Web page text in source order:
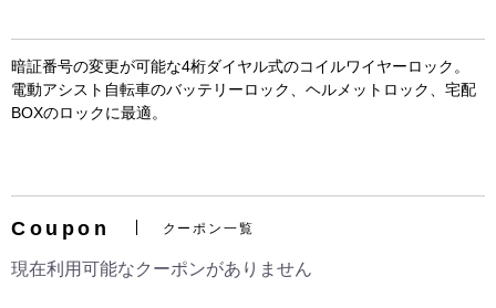
お買い物を続ける
暗証番号の変更が可能な4桁ダイヤル式のコイルワイヤーロック。
電動アシスト自転車のバッテリーロック、ヘルメットロック、宅配
BOXのロックに最適。
Coupon クーポン一覧
現在利用可能なクーポンがありません